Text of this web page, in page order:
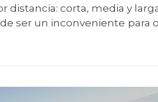
distancia: corta, media y
ser un inconveniente para